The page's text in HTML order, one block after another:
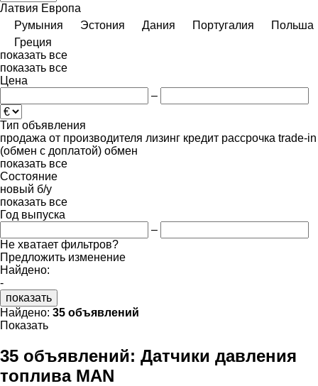
Латвия Европа
Румыния
Эстония Дания Португалия
Польша
Греция
показать все
показать все
Цена
–
Тип объявления
продажа от производителя лизинг кредит рассрочка trade-in
(обмен с доплатой) обмен
показать все
Состояние
новый б/у
показать все
Год выпуска
–
Не хватает фильтров?
Предложить изменение
Найдено:
-
показать
Найдено: 35 объявлений
Показать
35 объявлений: Датчики давления
топлива MAN